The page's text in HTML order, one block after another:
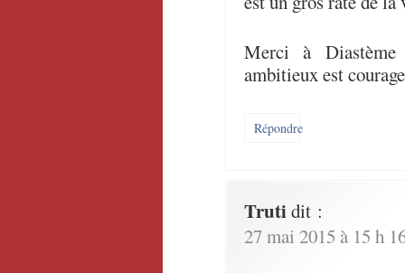
Merci à
ambitieux est
Répondre
Trutidit :
27 mai 2015 à 15 h